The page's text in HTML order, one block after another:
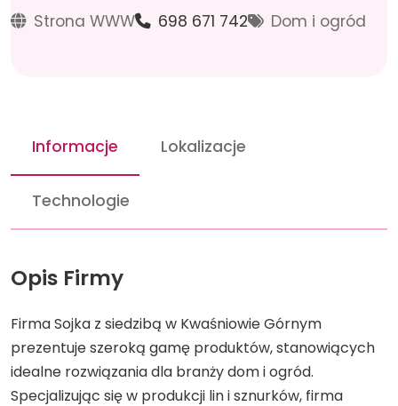
Strona WWW 698 671 742 Dom i ogród
Informacje Lokalizacje
Technologie
Opis Firmy
Firma Sojka z siedzibą w Kwaśniowie Górnym
prezentuje szeroką gamę produktów, stanowiących
idealne rozwiązania dla branży dom i ogród.
Specjalizując się w produkcji lin i sznurków, firma